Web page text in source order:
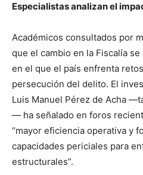
Especialistas analizan el
Académicos consultados por
que el cambio en la Fiscalía
en el que el país enfrenta
persecución del delito. El
Luis Manuel Pérez de Acha
— ha señalado en foros
“mayor eficiencia operativa y
capacidades periciales para
estructurales”.